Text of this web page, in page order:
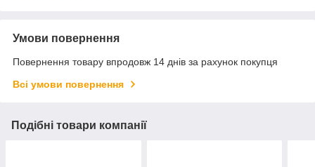
Умови повернення
Повернення товару впродовж 14 днів за рахунок покупця
Всі умови повернення
Подібні товари компанії